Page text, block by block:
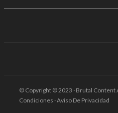
© Copyright © 2023 · Brutal Content
Condiciones · Aviso De Privacidad